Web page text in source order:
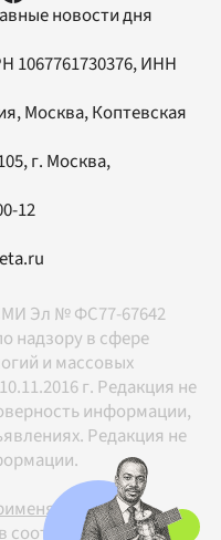
новости дня
1067761730376, ИНН
Москва, Коптевская
, г. Москва,
12
Эл № ФС77-67642
надзору в сфере
и массовых
г. Редакция не
информации,
Редакция не
соответствии с